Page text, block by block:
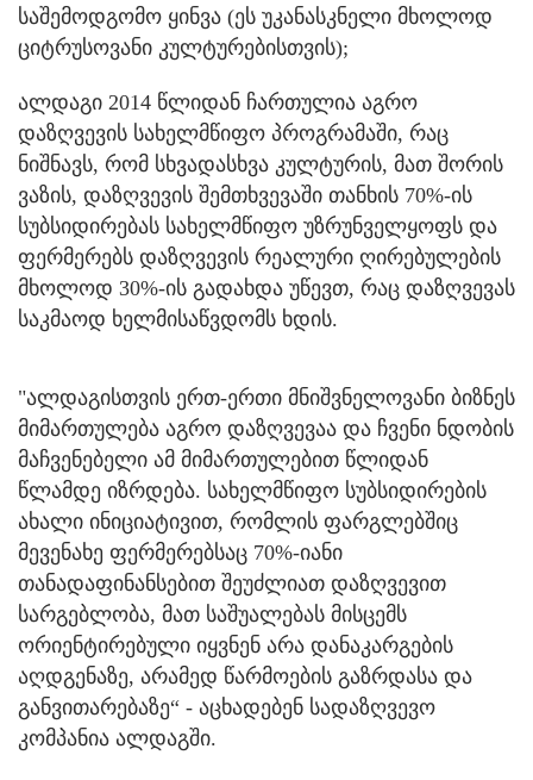
საშემოდგომო ყინვა (ეს უკანასკნელი მხოლოდ
ციტრუსოვანი კულტურებისთვის);
ალდაგი 2014 წლიდან ჩართულია აგრო
დაზღვევის სახელმწიფო პროგრამაში, რაც
ნიშნავს, რომ სხვადასხვა კულტურის, მათ შორის
ვაზის, დაზღვევის შემთხვევაში თანხის 70%-ის
სუბსიდირებას სახელმწიფო უზრუნველყოფს და
ფერმერებს დაზღვევის რეალური ღირებულების
მხოლოდ 30%-ის გადახდა უწევთ, რაც დაზღვევას
საკმაოდ ხელმისაწვდომს ხდის.
"ალდაგისთვის ერთ-ერთი მნიშვნელოვანი ბიზნეს
მიმართულება აგრო დაზღვევაა და ჩვენი ნდობის
მაჩვენებელი ამ მიმართულებით წლიდან
წლამდე იზრდება. სახელმწიფო სუბსიდირების
ახალი ინიციატივით, რომლის ფარგლებშიც
მევენახე ფერმერებსაც 70%-იანი
თანადაფინანსებით შეუძლიათ დაზღვევით
სარგებლობა, მათ საშუალებას მისცემს
ორიენტირებული იყვნენ არა დანაკარგების
აღდგენაზე, არამედ წარმოების გაზრდასა და
განვითარებაზე“ - აცხადებენ სადაზღვევო
კომპანია ალდაგში.